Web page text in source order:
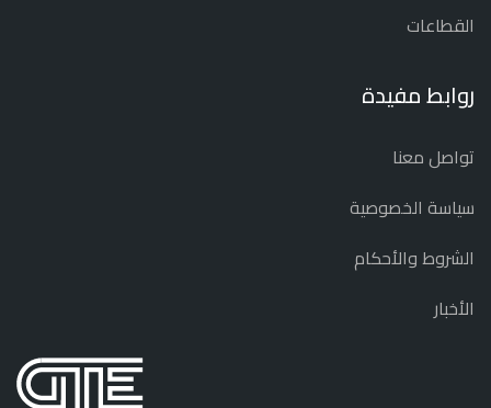
القطاعات
روابط مفيدة
تواصل معنا
سياسة الخصوصية
الشروط والأحكام
الأخبار